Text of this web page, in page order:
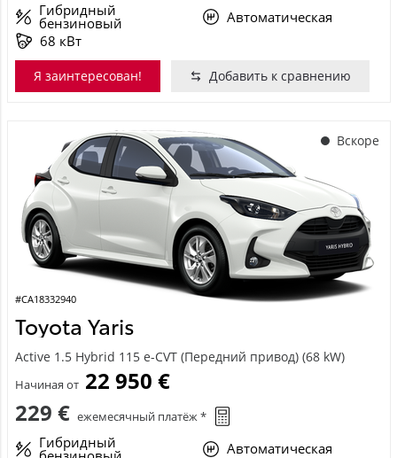
Гибридный
бензиновый
Автоматическая
68 кВт
Я заинтересован! Добавить к сравнению
Вскоре
#CA18332940
Toyota Yaris
Active 1.5 Hybrid 115 e-CVT (Передний привод) (68 kW)
Начиная от 22 950 €
229 € ежемесячный платёж *
Гибридный
Автоматическая